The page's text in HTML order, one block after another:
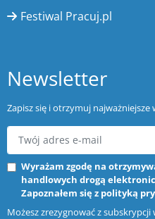
Festiwal Pracuj.pl
Newsletter
Zapisz się i otrzymuj
Wyrażam zgodę na
handlowych drogą
Zapoznałem się z polityką
Możesz zrezygnować z subskrypcji